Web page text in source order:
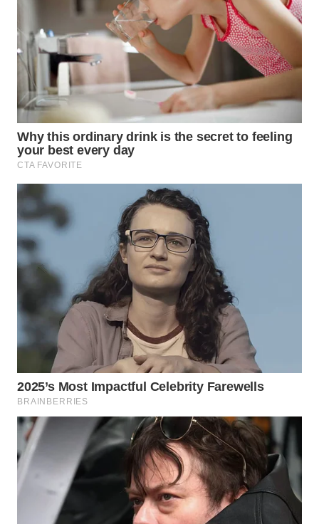
INDRAMAYU
WN
KUNINGAN
WN
MAJALENGKA
WN
SUBANG
WN
SUKABUMI
WN
PURWAKARTA
WN
PRIANGAN
TIMUR
WN
WN
WN
BOROBUDUR